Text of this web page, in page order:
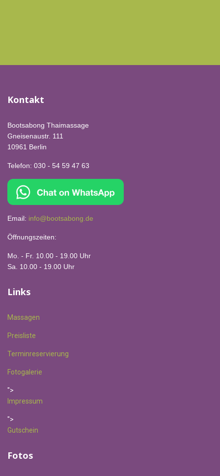
Kontakt
Bootsabong Thaimassage
Gneisenaustr. 111
10961 Berlin
Telefon: 030 - 54 59 47 63
Email: info@bootsabong.de
Öffnungszeiten:
Mo. - Fr. 10.00 - 19.00 Uhr
Sa. 10.00 - 19.00 Uhr
Links
Massagen
Preisliste
Terminreservierung
Fotogalerie
">
Impressum
">
Gutschein
Fotos